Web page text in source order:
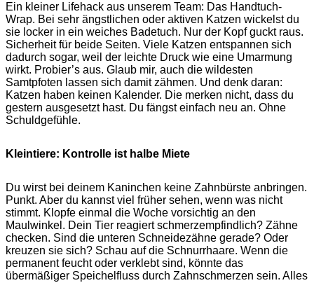
Ein kleiner Lifehack aus unserem Team: Das Handtuch-
Wrap. Bei sehr ängstlichen oder aktiven Katzen wickelst du
sie locker in ein weiches Badetuch. Nur der Kopf guckt raus.
Sicherheit für beide Seiten. Viele Katzen entspannen sich
dadurch sogar, weil der leichte Druck wie eine Umarmung
wirkt. Probier’s aus. Glaub mir, auch die wildesten
Samtpfoten lassen sich damit zähmen. Und denk daran:
Katzen haben keinen Kalender. Die merken nicht, dass du
gestern ausgesetzt hast. Du fängst einfach neu an. Ohne
Schuldgefühle.
Kleintiere: Kontrolle ist halbe Miete
Du wirst bei deinem Kaninchen keine Zahnbürste anbringen.
Punkt. Aber du kannst viel früher sehen, wenn was nicht
stimmt. Klopfe einmal die Woche vorsichtig an den
Maulwinkel. Dein Tier reagiert schmerzempfindlich? Zähne
checken. Sind die unteren Schneidezähne gerade? Oder
kreuzen sie sich? Schau auf die Schnurrhaare. Wenn die
permanent feucht oder verklebt sind, könnte das
übermäßiger Speichelfluss durch Zahnschmerzen sein. Alles